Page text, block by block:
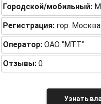
Городской/мобильный:
Регистрация: гор.
Оператор: ОАО "МТТ"
Отзывы: 0
Узнать